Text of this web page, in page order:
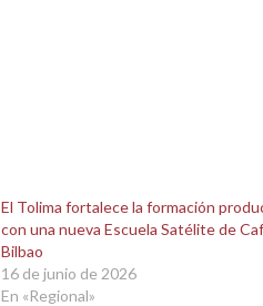
El Tolima fortalece la formación
con una nueva Escuela Satélite de
Bilbao
16 de junio de 2026
En «Regional»